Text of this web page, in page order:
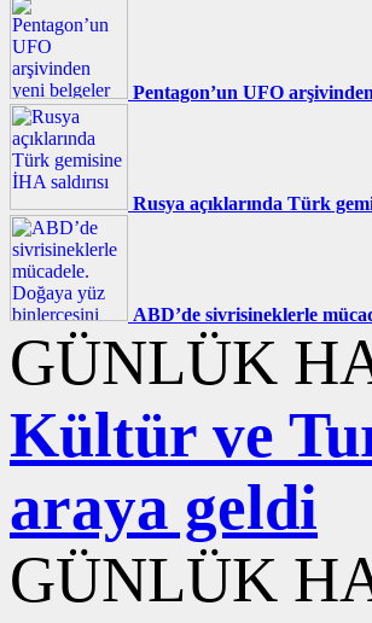
Pentagon’un UFO
Rusya açıklarında Türk
ABD’de sivrisineklerle
GÜNLÜK
Kültür ve
araya geldi
GÜNLÜK